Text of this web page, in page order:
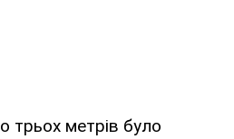
трьох метрів було